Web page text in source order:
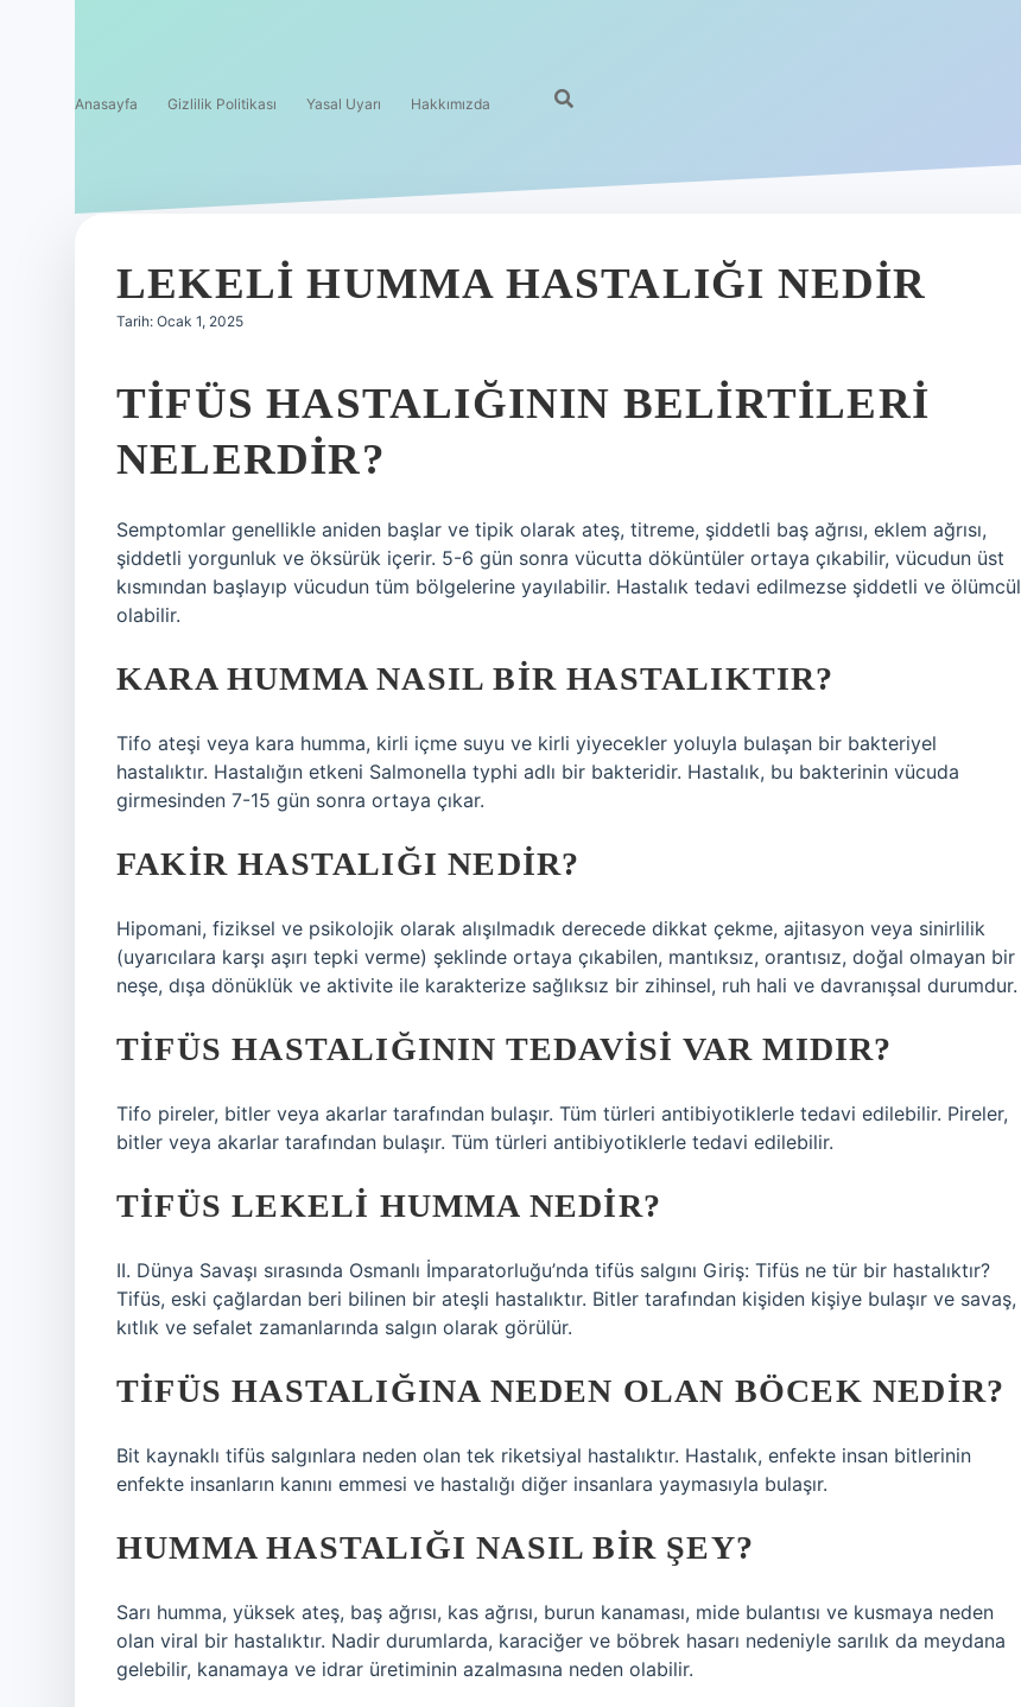
Anasayfa Gizlilik Politikası Yasal Uyarı Hakkımızda
LEKELI HUMMA HASTALIĞI NEDIR
Tarih: Ocak 1, 2025
TIFÜS HASTALIĞININ BELIRTILERI
NELERDIR?
Semptomlar genellikle aniden başlar ve tipik olarak ateş, titreme, şiddetli baş ağrısı, eklem ağrısı,
şiddetli yorgunluk ve öksürük içerir. 5-6 gün sonra vücutta döküntüler ortaya çıkabilir, vücudun üst
kısmından başlayıp vücudun tüm bölgelerine yayılabilir. Hastalık tedavi edilmezse şiddetli ve ölümcül
olabilir.
KARA HUMMA NASIL BIR HASTALIKTIR?
Tifo ateşi veya kara humma, kirli içme suyu ve kirli yiyecekler yoluyla bulaşan bir bakteriyel
hastalıktır. Hastalığın etkeni Salmonella typhi adlı bir bakteridir. Hastalık, bu bakterinin vücuda
girmesinden 7-15 gün sonra ortaya çıkar.
FAKIR HASTALIĞI NEDIR?
Hipomani, fiziksel ve psikolojik olarak alışılmadık derecede dikkat çekme, ajitasyon veya sinirlilik
(uyarıcılara karşı aşırı tepki verme) şeklinde ortaya çıkabilen, mantıksız, orantısız, doğal olmayan bir
neşe, dışa dönüklük ve aktivite ile karakterize sağlıksız bir zihinsel, ruh hali ve davranışsal durumdur.
TIFÜS HASTALIĞININ TEDAVISI VAR MIDIR?
Tifo pireler, bitler veya akarlar tarafından bulaşır. Tüm türleri antibiyotiklerle tedavi edilebilir. Pireler,
bitler veya akarlar tarafından bulaşır. Tüm türleri antibiyotiklerle tedavi edilebilir.
TIFÜS LEKELI HUMMA NEDIR?
II. Dünya Savaşı sırasında Osmanlı İmparatorluğu’nda tifüs salgını Giriş: Tifüs ne tür bir hastalıktır?
Tifüs, eski çağlardan beri bilinen bir ateşli hastalıktır. Bitler tarafından kişiden kişiye bulaşır ve savaş,
kıtlık ve sefalet zamanlarında salgın olarak görülür.
TIFÜS HASTALIĞINA NEDEN OLAN BÖCEK NEDIR?
Bit kaynaklı tifüs salgınlara neden olan tek riketsiyal hastalıktır. Hastalık, enfekte insan bitlerinin
enfekte insanların kanını emmesi ve hastalığı diğer insanlara yaymasıyla bulaşır.
HUMMA HASTALIĞI NASIL BIR ŞEY?
Sarı humma, yüksek ateş, baş ağrısı, kas ağrısı, burun kanaması, mide bulantısı ve kusmaya neden
olan viral bir hastalıktır. Nadir durumlarda, karaciğer ve böbrek hasarı nedeniyle sarılık da meydana
gelebilir, kanamaya ve idrar üretiminin azalmasına neden olabilir.